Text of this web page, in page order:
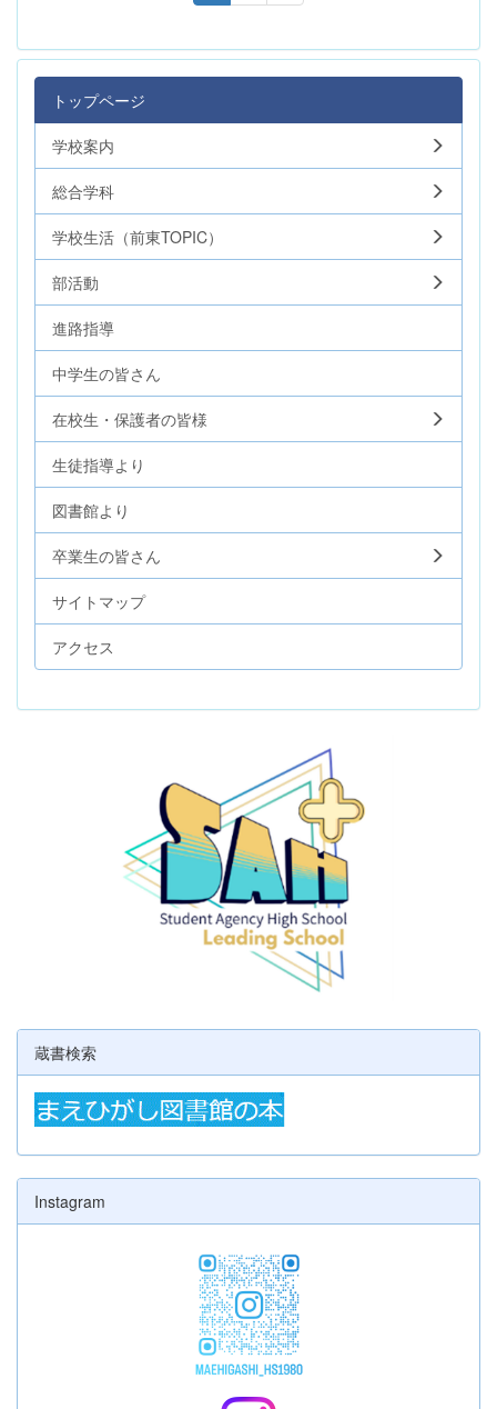
トップページ
学校案内
総合学科
学校生活（前東TOPIC）
部活動
進路指導
中学生の皆さん
在校生・保護者の皆様
生徒指導より
図書館より
卒業生の皆さん
サイトマップ
アクセス
蔵書検索
Instagram